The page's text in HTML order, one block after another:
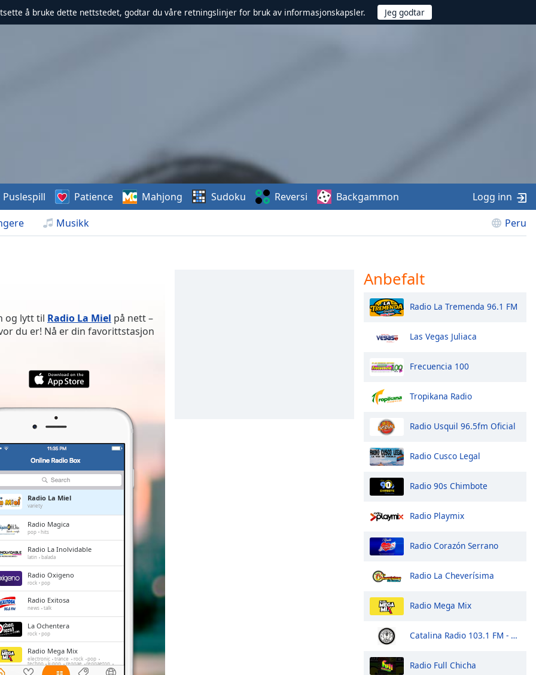
å bruke dette nettstedet, godtar du våre retningslinjer for bruk av informasjonskapsler.
Musikk Peru
Puslespill Patience Mahjong Sudoku Reversi Backgammon Logg inn
og lytt til Radio La Miel på nett –
du er! Nå er din favorittstasjon
Radio La Miel
variety
Radio Magica
pop hits
Radio La Inolvidable
latin balada
Radio Oxigeno
rock pop
Radio Exitosa
news talk
La Ochentera
rock pop
Radio Mega Mix
electronic trance rock pop
techno k-pop reggae reggaeton
latin salsa cumbia variety balada
Anbefalt
Radio La Tremenda 96.1 FM
Las Vegas Juliaca
Frecuencia 100
Tropikana Radio
Radio Usquil 96.5fm Oficial
Radio Cusco Legal
Radio 90s Chimbote
Radio Playmix
Radio Corazón Serrano
Radio La Cheverísima
Radio Mega Mix
Catalina Radio 103.1 FM - PAUZA AYACUCHO
Radio Full Chicha